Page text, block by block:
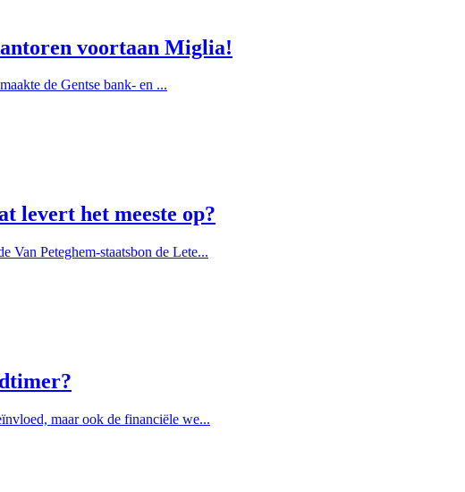
voortaan Miglia!
de Gentse bank- en ...
levert het meeste op?
Van Peteghem-staatsbon de Lete...
maar ook de financiële we...